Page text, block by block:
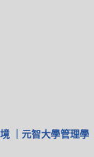
｜元智大學管理學